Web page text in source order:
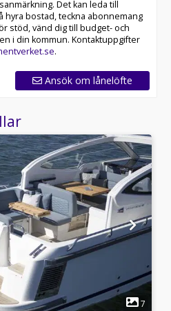
Det kan leda till
hyra bostad, teckna abonnemang
stöd, vänd dig till budget- och
i din kommun. Kontaktuppgifter
.
Ansök om lånelöfte
1
7